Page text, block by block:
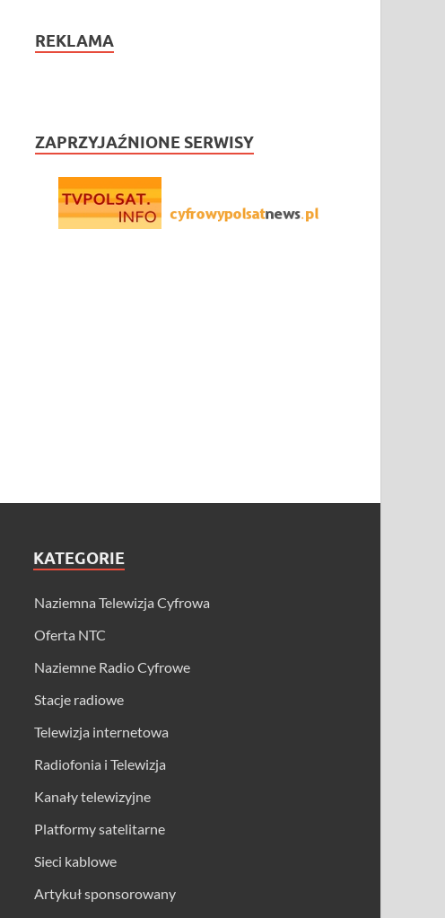
REKLAMA
ZAPRZYJAŹNIONE SERWISY
KATEGORIE
Naziemna Telewizja Cyfrowa
Oferta NTC
Naziemne Radio Cyfrowe
Stacje radiowe
Telewizja internetowa
Radiofonia i Telewizja
Kanały telewizyjne
Platformy satelitarne
Sieci kablowe
Artykuł sponsorowany